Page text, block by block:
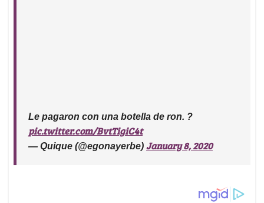
Le pagaron con una botella de ron. ?
pic.twitter.com/BvtTigiC4t
— Quique (@egonayerbe) January 8, 2020